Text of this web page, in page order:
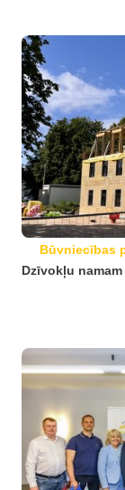
Būvniecības
Dzīvokļu